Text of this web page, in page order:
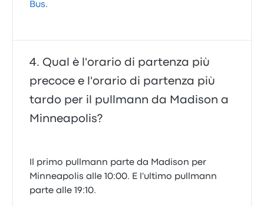
Bus.
Qual è l'orario di partenza più
precoce e l'orario di partenza più
tardo per il pullmann da Madison a
Minneapolis?
Il primo pullmann parte da Madison per
Minneapolis alle 10:00. E l'ultimo pullmann
parte alle 19:10.